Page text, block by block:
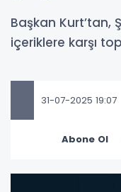
Başkan Kurt’tan,
içeriklere karşı
31-07-2025 19:07
Abone Ol